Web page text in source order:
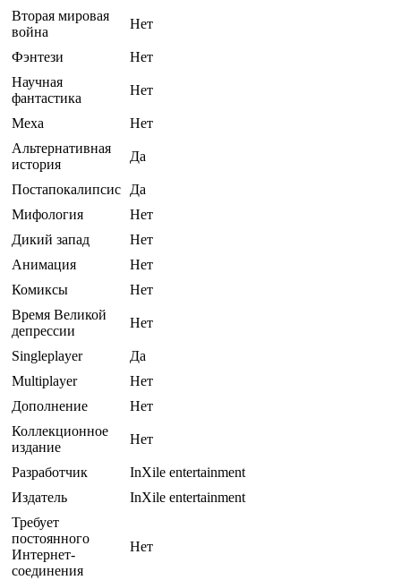
Вторая мировая
война
Нет
Фэнтези
Нет
Научная
фантастика
Нет
Меха
Нет
Альтернативная
история
Да
Постапокалипсис Да
Мифология
Нет
Дикий запад
Нет
Анимация
Нет
Комиксы
Нет
Время Великой
депрессии
Нет
Singleplayer
Да
Multiplayer
Нет
Дополнение
Нет
Коллекционное
издание
Нет
Разработчик
InXile entertainment
Издатель
InXile entertainment
Требует
постоянного
Интернет-
соединения
Нет